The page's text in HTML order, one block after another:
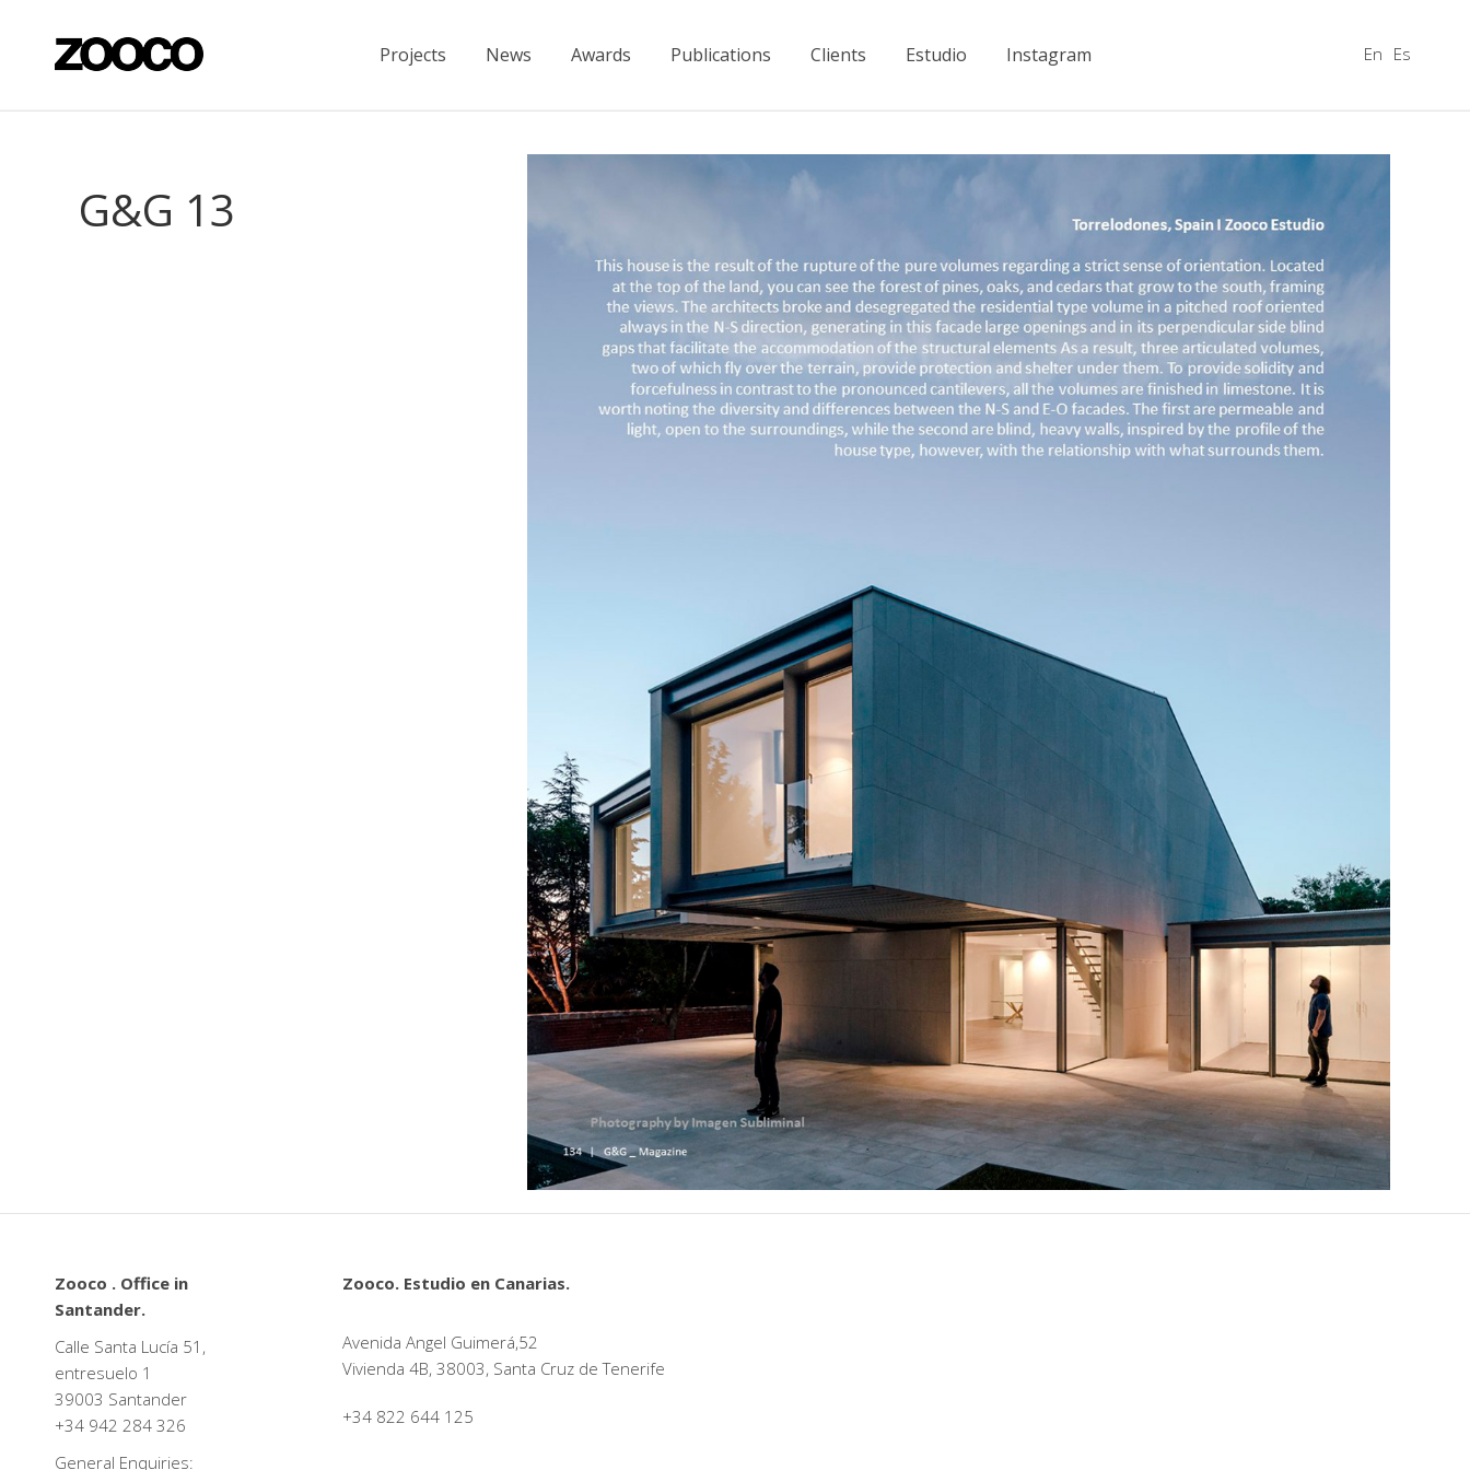
Projects News Awards Publications Clients Estudio Instagram En Es
G&G 13
Zooco . Office in
Santander.
Calle Santa Lucía 51,
entresuelo 1
39003 Santander
+34 942 284 326
General Enquiries:
Zooco. Estudio en Canarias.
Avenida Angel Guimerá,52
Vivienda 4B, 38003, Santa Cruz de Tenerife
+34 822 644 125